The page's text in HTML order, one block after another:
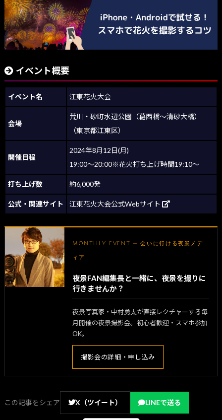
イベント概要
イベント名 江東花火大会
会場
荒川・砂町水辺公園（葛西橋～清砂大橋）
（東京都江東区）
開催日程
2024年8月12日(月)
19:00～20:00※花火打ち上げ時間19:10～
打ち上げ数 約6,000発
公式・関連サイト 江東花火大会公式Webサイト
MONTHLY EVENT — 会いに行ける夜景メデ
ィア
夜景FAN編集長と一緒に、夜景を撮りに
行きませんか？
夜景写真家・中村勇太が直接レクチャーする毎
月開催の夜景撮影会。初心者歓迎・スマホ参加
OK。
撮影会の詳細・申し込み
この記事をシェア X（ツイート） LINEで送る